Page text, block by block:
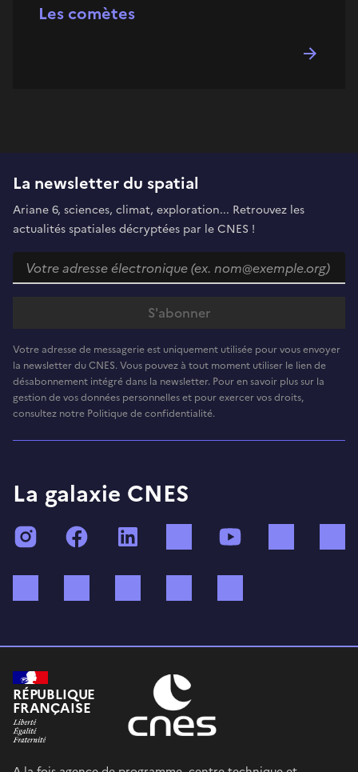
Les comètes
La newsletter du spatial
Ariane 6, sciences, climat, exploration... Retrouvez les
actualités spatiales décryptées par le CNES !
Votre adresse de messagerie est uniquement utilisée pour vous envoyer
la newsletter du CNES. Vous pouvez à tout moment utiliser le lien de
désabonnement intégré dans la newsletter. Pour en savoir plus sur la
gestion de vos données personnelles et pour exercer vos droits,
consultez notre Politique de confidentialité.
La galaxie CNES
InstagramFacebook TikTok
RÉPUBLIQUE
FRANÇAISE